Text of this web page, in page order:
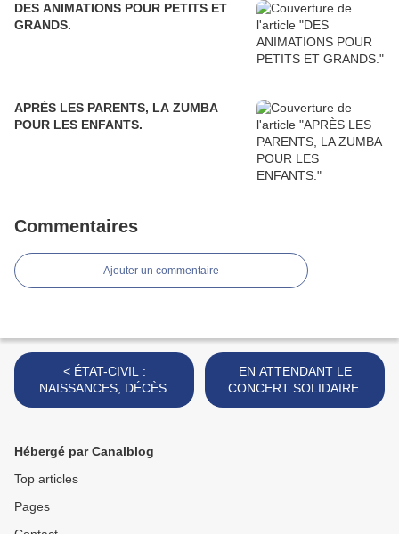
DES ANIMATIONS POUR PETITS ET
GRANDS.
APRÈS LES PARENTS, LA ZUMBA
POUR LES ENFANTS.
Commentaires
Ajouter un commentaire
< ÉTAT-CIVIL :
NAISSANCES, DÉCÈS.
EN ATTENDANT LE
CONCERT SOLIDAIRE,
L’HYMNE UKRAINIEN
Hébergé par Canalblog
Top articles
Pages